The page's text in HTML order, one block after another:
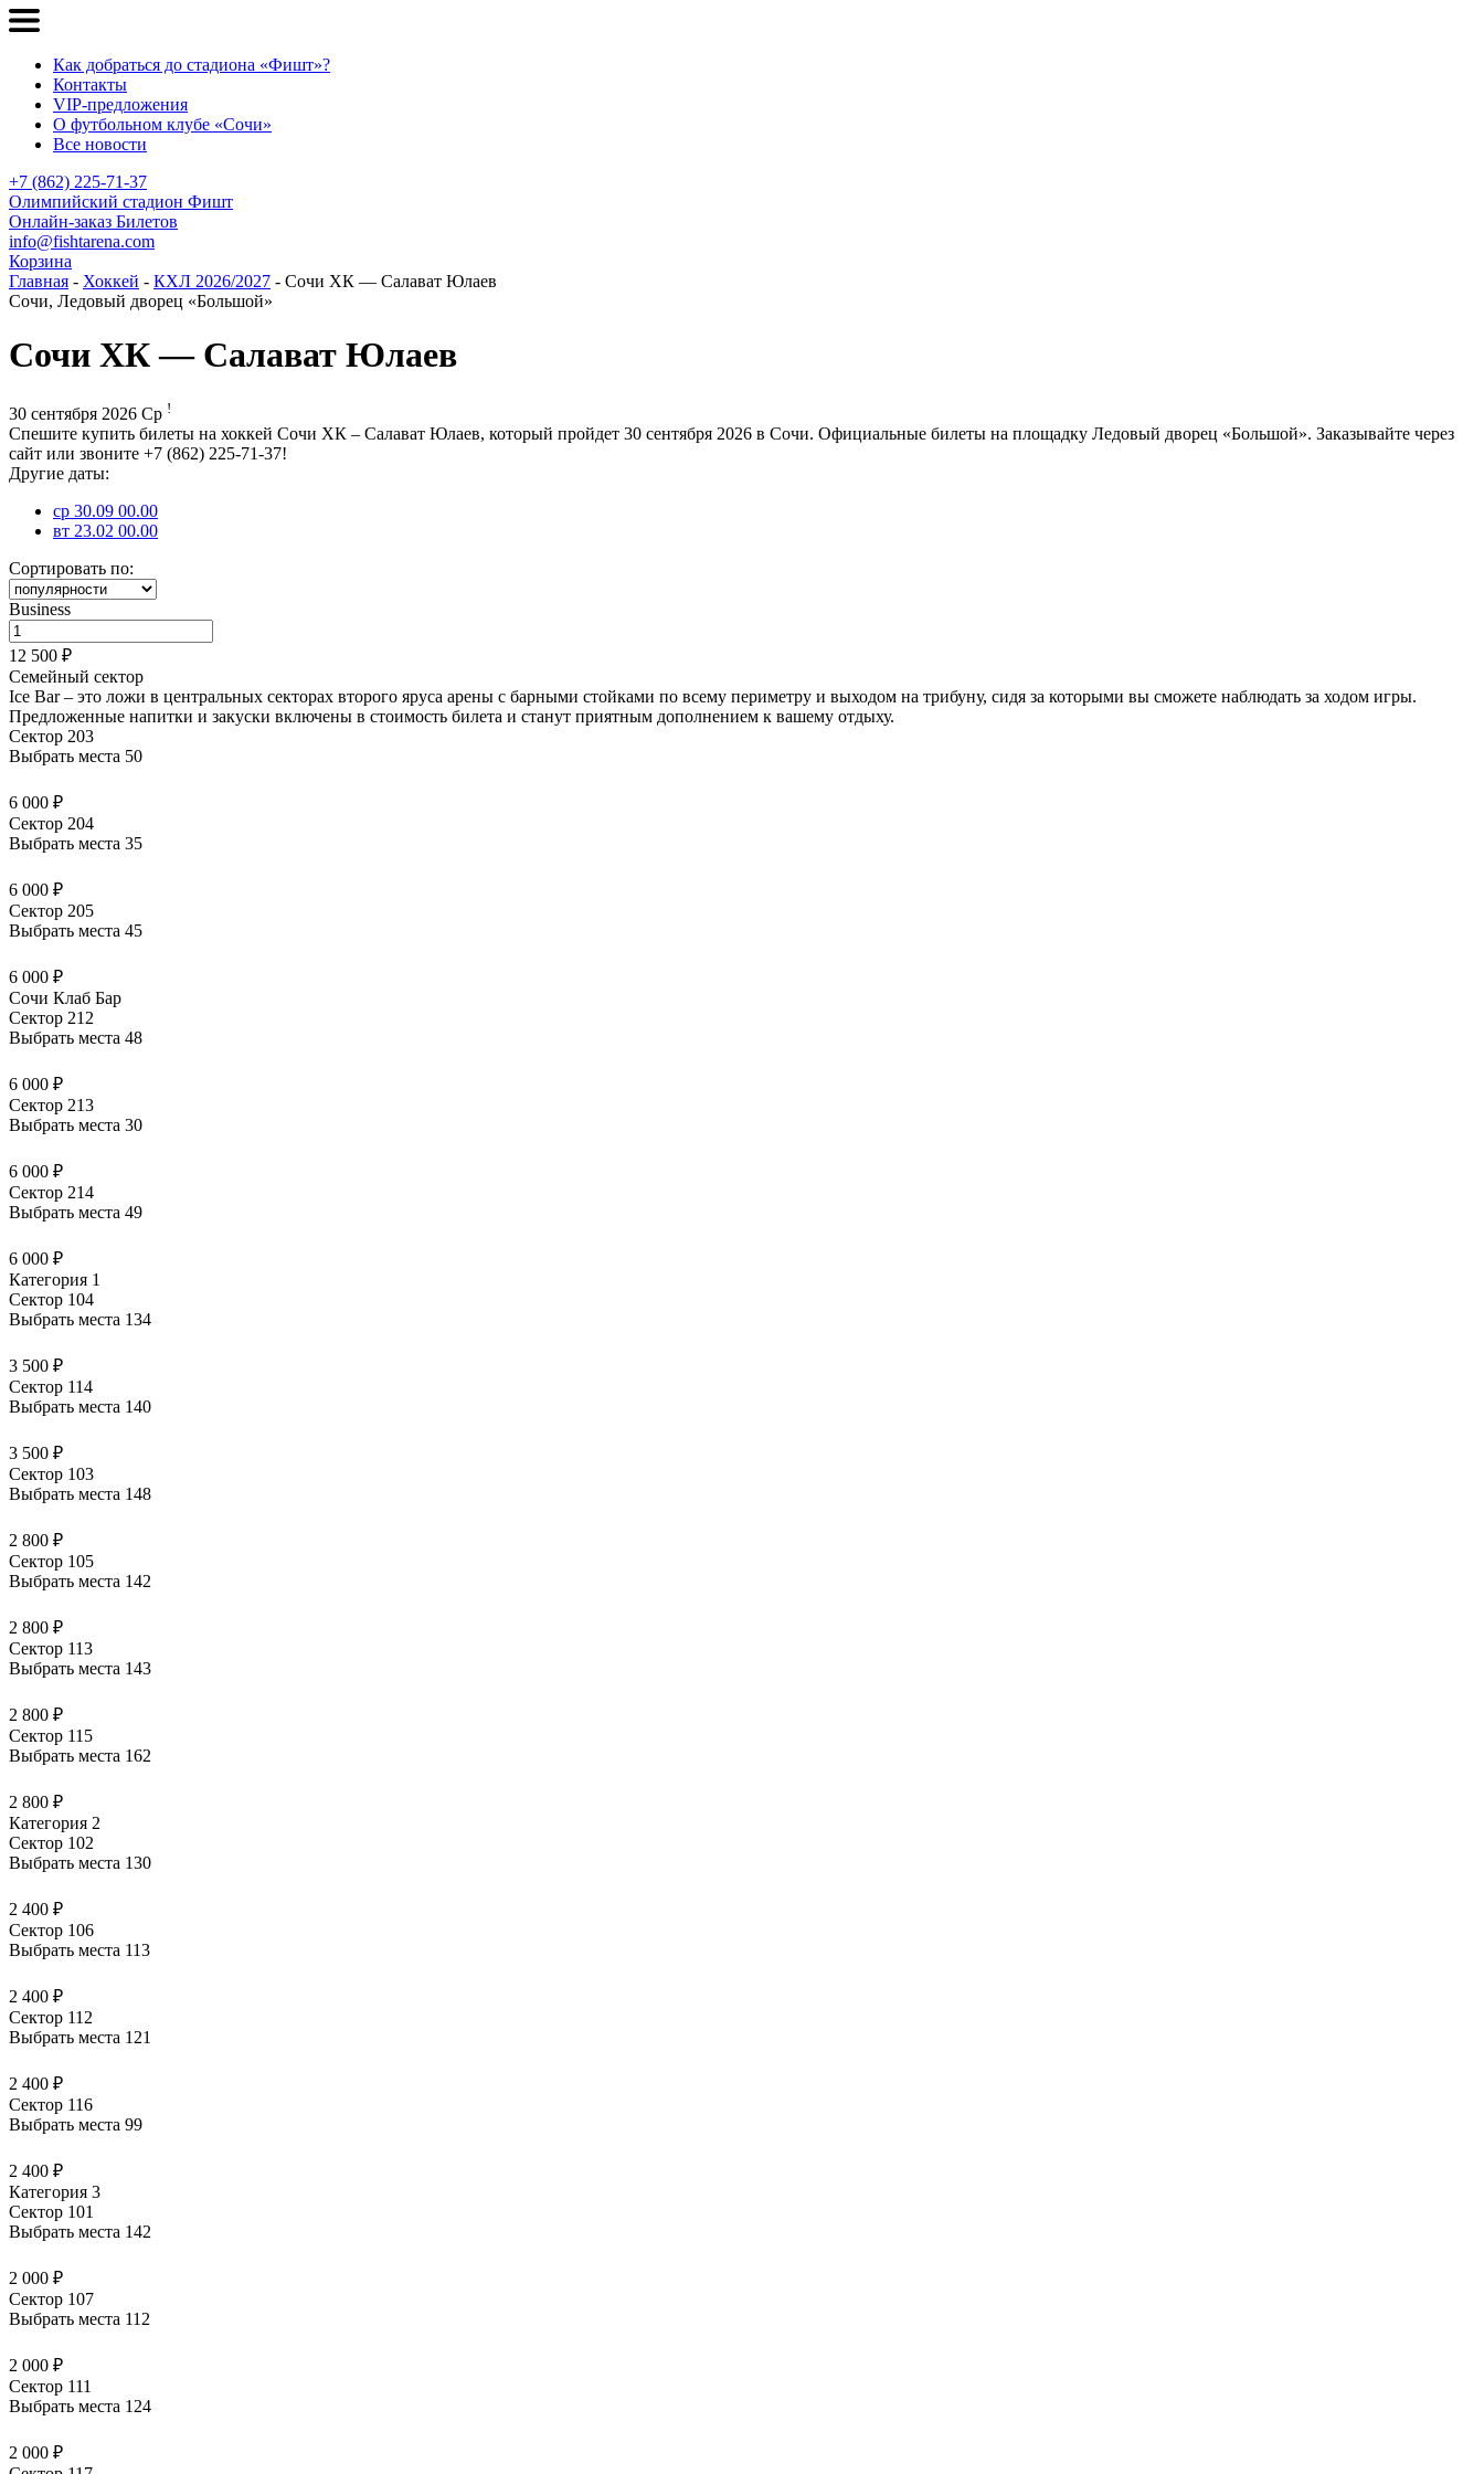
Как добраться до стадиона «Фишт»?
Контакты
VIP-предложения
О футбольном клубе «Сочи»
Все новости
+7 (862) 225-71-37
Олимпийский стадион Фишт
Онлайн-заказ Билетов
info@fishtarena.com
Корзина
Главная - Хоккей - КХЛ 2026/2027 - Сочи ХК — Салават Юлаев
Сочи, Ледовый дворец «Большой»
Сочи ХК — Салават Юлаев
30 сентября 2026 Ср !
Спешите купить билеты на хоккей Сочи ХК – Салават Юлаев, который пройдет 30 сентября 2026 в Сочи. Официальные билеты на площадку Ледовый дворец «Большой». Заказывайте через
сайт или звоните +7 (862) 225-71-37!
Другие даты:
ср 30.09 00.00
вт 23.02 00.00
Сортировать по:
Business
12 500 ₽
Семейный сектор
Ice Bar – это ложи в центральных секторах второго яруса арены с барными стойками по всему периметру и выходом на трибуну, сидя за которыми вы сможете наблюдать за ходом игры.
Предложенные напитки и закуски включены в стоимость билета и станут приятным дополнением к вашему отдыху.
Сектор 203
Выбрать места 50
6 000 ₽
Сектор 204
Выбрать места 35
6 000 ₽
Сектор 205
Выбрать места 45
6 000 ₽
Сочи Клаб Бар
Сектор 212
Выбрать места 48
6 000 ₽
Сектор 213
Выбрать места 30
6 000 ₽
Сектор 214
Выбрать места 49
6 000 ₽
Категория 1
Сектор 104
Выбрать места 134
3 500 ₽
Сектор 114
Выбрать места 140
3 500 ₽
Сектор 103
Выбрать места 148
2 800 ₽
Сектор 105
Выбрать места 142
2 800 ₽
Сектор 113
Выбрать места 143
2 800 ₽
Сектор 115
Выбрать места 162
2 800 ₽
Категория 2
Сектор 102
Выбрать места 130
2 400 ₽
Сектор 106
Выбрать места 113
2 400 ₽
Сектор 112
Выбрать места 121
2 400 ₽
Сектор 116
Выбрать места 99
2 400 ₽
Категория 3
Сектор 101
Выбрать места 142
2 000 ₽
Сектор 107
Выбрать места 112
2 000 ₽
Сектор 111
Выбрать места 124
2 000 ₽